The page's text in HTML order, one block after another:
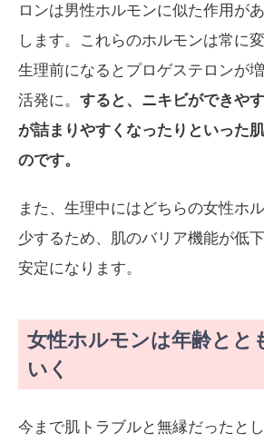
ロンは男性ホルモンに似た作用が
します。これらのホルモンは常に
生理前になるとプロゲステロンが
活発に。 すると、ニキビができや
が詰まりやすくなったりといった
のです。
また、生理中にはどちらの女性ホ
少するため、肌のバリア機能が低
安定になります。
女性ホルモンは年齢とと
いく
今まで肌トラブルと無縁だったと